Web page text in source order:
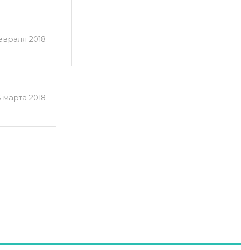
2018
марта 2018